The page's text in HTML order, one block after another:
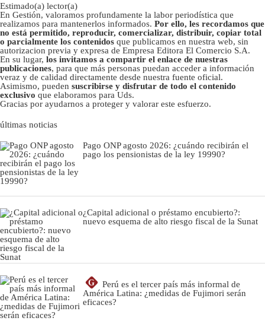
Estimado(a) lector(a)
En Gestión, valoramos profundamente la labor periodística que
realizamos para mantenerlos informados. Por ello, les recordamos que
no está permitido, reproducir, comercializar, distribuir, copiar total
o parcialmente los contenidos que publicamos en nuestra web, sin
autorizacion previa y expresa de Empresa Editora El Comercio S.A.
En su lugar, los invitamos a compartir el enlace de nuestras
publicaciones, para que más personas puedan acceder a información
veraz y de calidad directamente desde nuestra fuente oficial.
Asimismo, pueden suscribirse y disfrutar de todo el contenido
exclusivo que elaboramos para Uds.
Gracias por ayudarnos a proteger y valorar este esfuerzo.
últimas noticias
Pago ONP agosto 2026: ¿cuándo recibirán el
pago los pensionistas de la ley 19990?
¿Capital adicional o préstamo encubierto?:
nuevo esquema de alto riesgo fiscal de la Sunat
G
Perú es el tercer país más informal de
América Latina: ¿medidas de Fujimori serán
eficaces?